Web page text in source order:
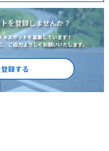
を登録しませんか？
スポットを募集しています！
ご協力よろしくお願いいたします。
録する